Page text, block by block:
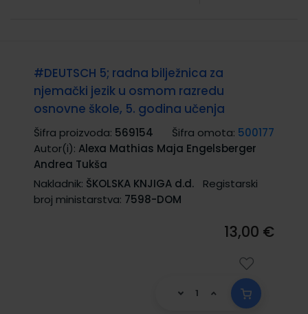
#DEUTSCH 5; radna bilježnica za
njemački jezik u osmom razredu
osnovne škole, 5. godina učenja
Šifra proizvoda: 569154 Šifra omota: 500177
Autor(i): Alexa Mathias Maja Engelsberger
Andrea Tukša
Nakladnik: ŠKOLSKA KNJIGA d.d.
Registarski
broj ministarstva: 7598-DOM
13,00 €